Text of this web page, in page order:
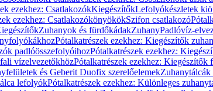
ezekhez: CsatlakozókKiegészítőkLefolyókészletek
ezekhez: CsatlakozókönyökökSzifon csatlakozó
Zuhanyok és fürdőkádakZuhanyPadlóvíz-
Pótalkatrészek ezekhez: Kiegészítők
padlóösszefolyóihozPótalkatrészek ezekhez:
vízelvezetőkhözPótalkatrészek ezekhez: Kiegészítők
és Geberit Duofix szerelőelemekZuhanytálcák
lefolyókPótalkatrészek ezekhez: Különleges